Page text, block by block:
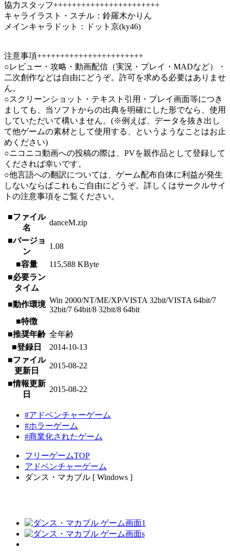
協力スタッフ+++++++++++++++++++++++
キャライラスト・スチル：鈴羅木かりん
メインキャラドット：ドット京(ky46)
注意事項+++++++++++++++++++++++
○レビュー・攻略・動画配信（実況・プレイ・MADなど）・
二次創作などは自由にどうぞ。許可を求める必要はありませ
ん。
○スクリーンショット・テキスト引用・プレイ画面等につき
ましても、当ソフトからの出典を明確にした形でなら、使用
していただいて構いません。(※例えば、データを抜き出し
て他ゲームの素材として使用する、というようなことはお止
めください)
○ニコニコ動画への投稿の際は、PVを親作品として登録して
くだされば幸いです。
○他言語への翻訳については、ゲーム配布自体に利益が発生
しないならばこれもご自由にどうぞ。詳しくはサークルサイ
トの注意事項をご覧ください。
■ファイル
名
danceM.zip
■バージョ
ン
1.08
■容量
115,588 KByte
■必要ラン
タイム
■動作環境 Win 2000/NT/ME/XP/VISTA 32bit/VISTA 64bit/7
32bit/7 64bit/8 32bit/8 64bit
■特徴
■推奨年齢 全年齢
■登録日
2014-10-13
■ファイル
更新日
2015-08-22
■情報更新
日
2015-08-22
#アドベンチャーゲーム
#ホラーゲーム
#商業化されたゲーム
フリーゲームTOP
アドベンチャーゲーム
ダンス・マカブル [ Windows ]